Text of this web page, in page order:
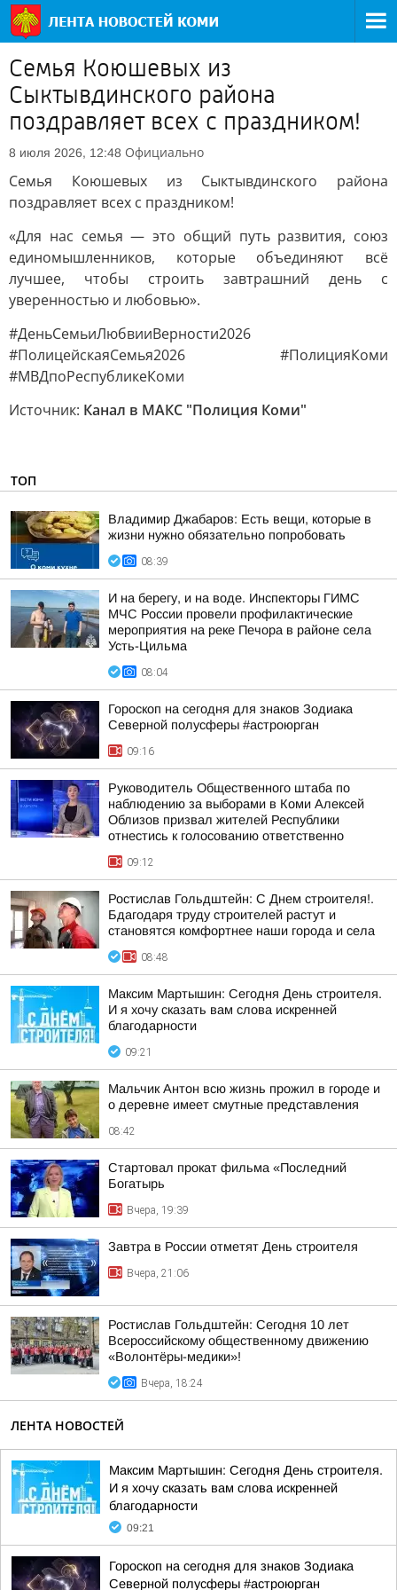
Семья Коюшевых из
Сыктывдинского района
поздравляет всех с праздником!
8 июля 2026, 12:48 Официально
Семья Коюшевых из Сыктывдинского района
поздравляет всех с праздником!
«Для нас семья — это общий путь развития, союз
единомышленников, которые объединяют всё
лучшее, чтобы строить завтрашний день с
уверенностью и любовью».
#ДеньСемьиЛюбвииВерности2026
#ПолицейскаяСемья2026 #ПолицияКоми
#МВДпоРеспубликеКоми
Источник: Канал в МАКС "Полиция Коми"
ТОП
Владимир Джабаров: Есть вещи, которые в
жизни нужно обязательно попробовать
08:39
И на берегу, и на воде. Инспекторы ГИМС
МЧС России провели профилактические
мероприятия на реке Печора в районе села
Усть-Цильма
08:04
Гороскоп на сегодня для знаков Зодиака
Северной полусферы #астроюрган
09:16
Руководитель Общественного штаба по
наблюдению за выборами в Коми Алексей
Облизов призвал жителей Республики
отнестись к голосованию ответственно
09:12
Ростислав Гольдштейн: С Днем строителя!.
Бдагодаря труду строителей растут и
становятся комфортнее наши города и села
08:48
Максим Мартышин: Сегодня День строителя.
И я хочу сказать вам слова искренней
благодарности
09:21
Мальчик Антон всю жизнь прожил в городе и
о деревне имеет смутные представления
08:42
Стартовал прокат фильма «Последний
Богатырь
Вчера, 19:39
Завтра в России отметят День строителя
Вчера, 21:06
Ростислав Гольдштейн: Сегодня 10 лет
Всероссийскому общественному движению
«Волонтёры-медики»!
Вчера, 18:24
ЛЕНТА НОВОСТЕЙ
Максим Мартышин: Сегодня День строителя.
И я хочу сказать вам слова искренней
благодарности
09:21
Гороскоп на сегодня для знаков Зодиака
Северной полусферы #астроюрган